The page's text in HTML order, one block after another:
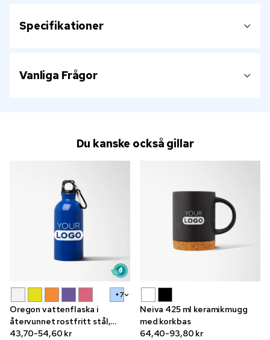
Specifikationer
Vanliga Frågor
Du kanske också gillar
+7
Oregon vattenflaska i
återvunnet rostfritt stål,
400 ml
43,70-54,60 kr
Neiva 425 ml keramikmugg
med korkbas
64,40-93,80 kr